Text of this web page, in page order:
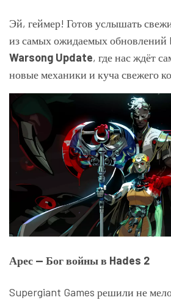
Эй, геймер! Готов услышать
из самых ожидаемых обновлений
Warsong Update, где нас ждёт
новые механики и куча свежего
Арес — Бог войны в Hades 2
Supergiant Games решили не